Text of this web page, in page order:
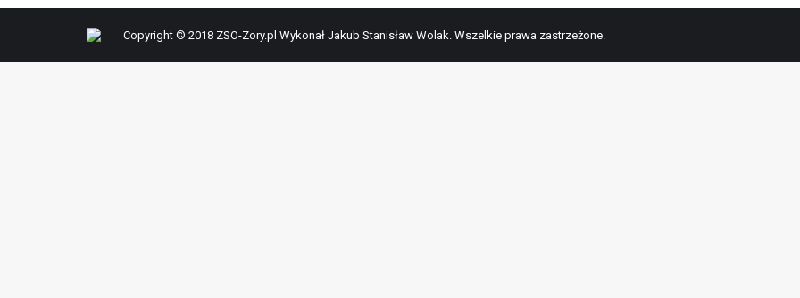
Copyright © 2018 ZSO-Zory.pl Wykonał Jakub Stanisław Wolak. Wszelkie prawa zastrzeżone.